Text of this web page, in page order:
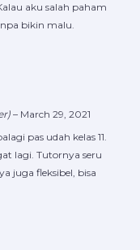
aku salah paham
bikin malu.
– March 29, 2021
pas udah kelas 11.
lagi. Tutornya seru
juga fleksibel, bisa